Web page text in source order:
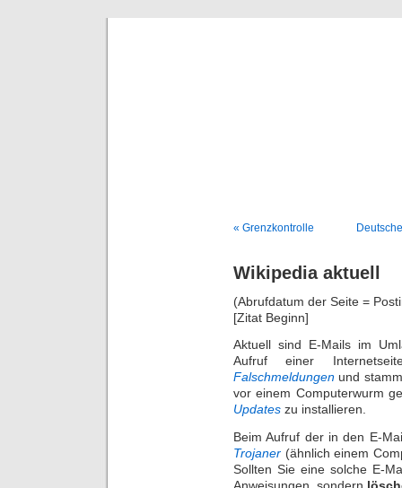
« Grenzkontrolle
Wikipedia aktuell
(Abrufdatum der Seite =
[Zitat Beginn]
Aktuell sind E-Mails im
Aufruf einer
Falschmeldungen und
vor einem Computerwurm
Updates zu installieren.
Beim Aufruf der in den E-
Trojaner (ähnlich einem
Sollten Sie eine solche E-
Anweisungen, sondern